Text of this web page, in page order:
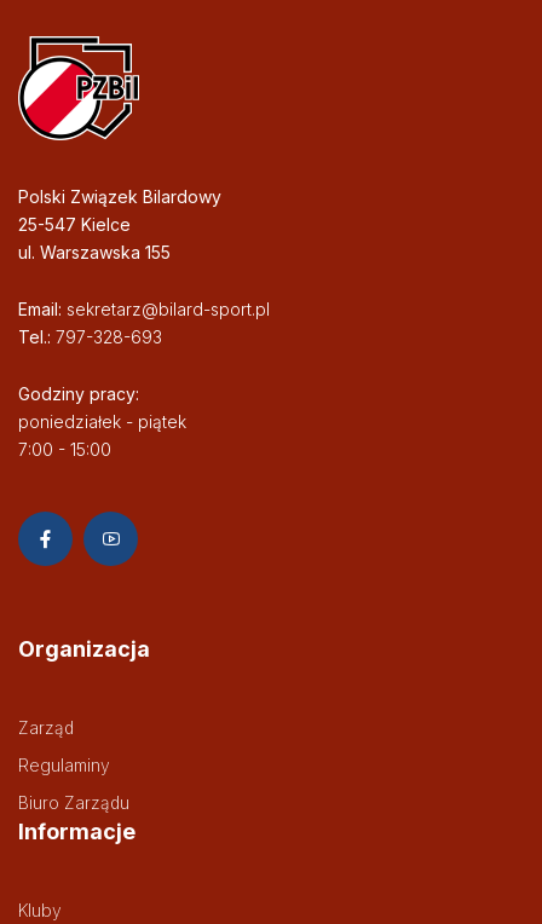
Polski Związek Bilardowy
25-547 Kielce
ul. Warszawska 155
Email: sekretarz@bilard-sport.pl
Tel.: 797-328-693
Godziny pracy:
poniedziałek - piątek
7:00 - 15:00
Organizacja
Zarząd
Regulaminy
Biuro Zarządu
Informacje
Kluby